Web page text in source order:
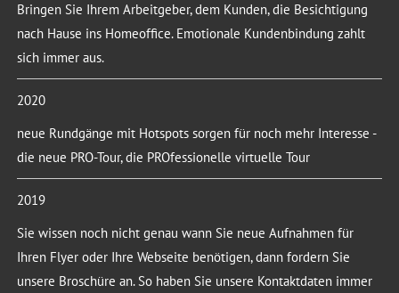
Bringen Sie Ihrem Arbeitgeber, dem Kunden, die Besichtigung
nach Hause ins Homeoffice. Emotionale Kundenbindung zahlt
sich immer aus.
2020
neue Rundgänge mit Hotspots sorgen für noch mehr Interesse -
die neue PRO-Tour, die PROfessionelle virtuelle Tour
2019
Sie wissen noch nicht genau wann Sie neue Aufnahmen für
Ihren Flyer oder Ihre Webseite benötigen, dann fordern Sie
unsere Broschüre an. So haben Sie unsere Kontaktdaten immer